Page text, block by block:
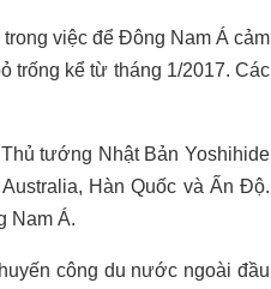
việc để Đông Nam Á cảm
trống kể từ tháng 1/2017. Các
tướng Nhật Bản Yoshihide
Hàn Quốc và Ấn Độ.
Nam Á.
công du nước ngoài đầu